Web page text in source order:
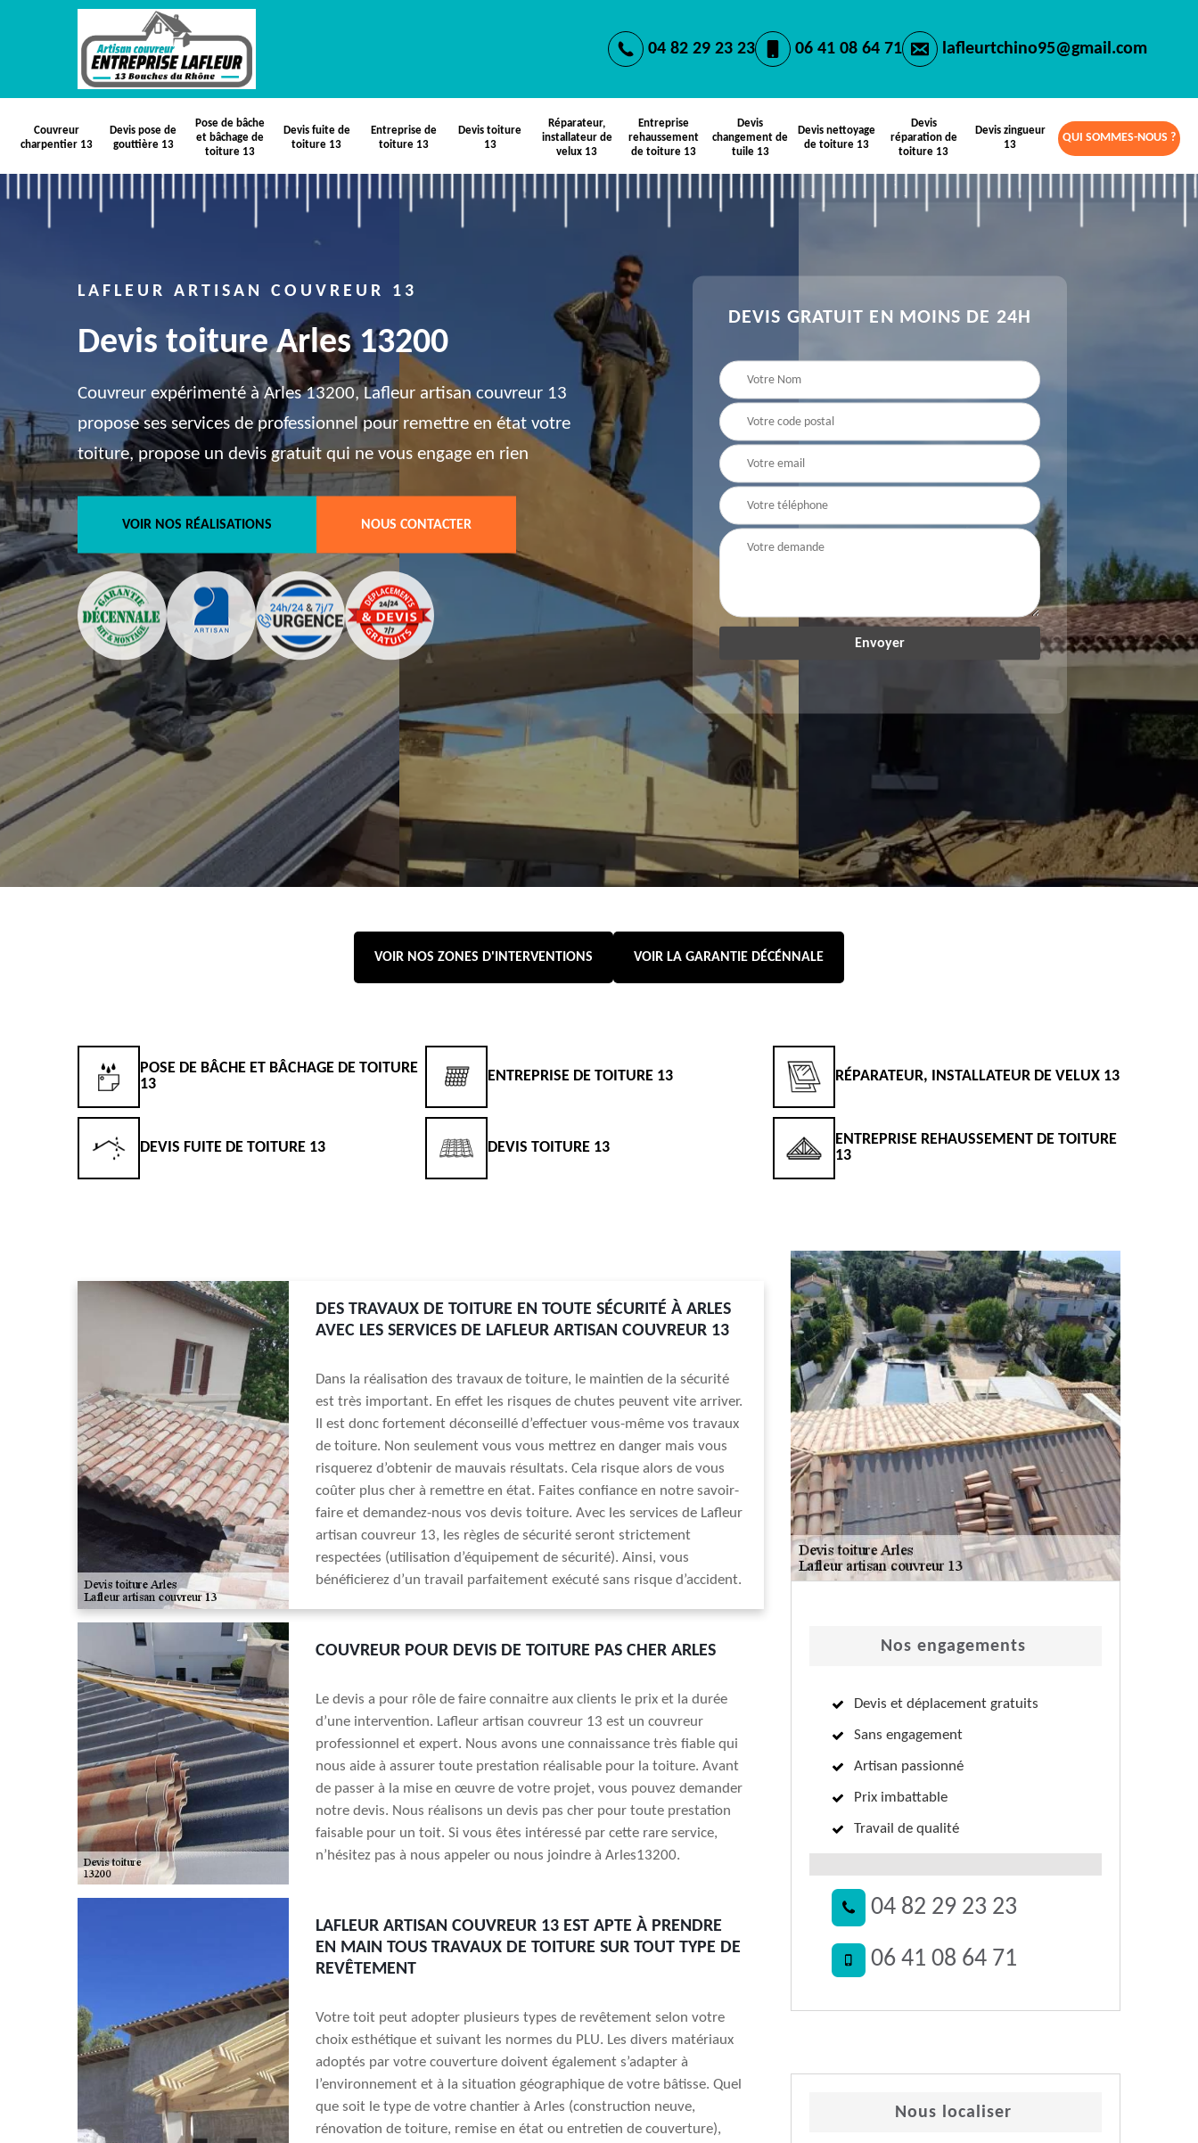
04 82 29 23 23 06 41 08 64 71 lafleurtchino95@gmail.com
Couvreur
charpentier 13
Devis pose de
gouttière 13
Pose de bâche
et bâchage de
toiture 13
Devis fuite de
toiture 13
Entreprise de
toiture 13
Devis toiture
13
Réparateur,
installateur de
velux 13
Entreprise
rehaussement
de toiture 13
Devis
changement de
tuile 13
Devis nettoyage
de toiture 13
Devis
réparation de
toiture 13
Devis zingueur
13
QUI SOMMES-NOUS ?
LAFLEUR ARTISAN COUVREUR 13
Devis toiture Arles 13200
Couvreur expérimenté à Arles 13200, Lafleur artisan couvreur 13
propose ses services de professionnel pour remettre en état votre
toiture, propose un devis gratuit qui ne vous engage en rien
VOIR NOS RÉALISATIONS NOUS CONTACTER
DEVIS GRATUIT EN MOINS DE 24H
VOIR NOS ZONES D'INTERVENTIONS VOIR LA GARANTIE DÉCÉNNALE
POSE DE BÂCHE ET BÂCHAGE DE TOITURE
13
DEVIS FUITE DE TOITURE 13
ENTREPRISE DE TOITURE 13
DEVIS TOITURE 13
RÉPARATEUR, INSTALLATEUR DE VELUX 13
ENTREPRISE REHAUSSEMENT DE TOITURE
13
DES TRAVAUX DE TOITURE EN TOUTE SÉCURITÉ À ARLES
AVEC LES SERVICES DE LAFLEUR ARTISAN COUVREUR 13
Dans la réalisation des travaux de toiture, le maintien de la sécurité
est très important. En effet les risques de chutes peuvent vite arriver.
Il est donc fortement déconseillé d’effectuer vous-même vos travaux
de toiture. Non seulement vous vous mettrez en danger mais vous
risquerez d’obtenir de mauvais résultats. Cela risque alors de vous
coûter plus cher à remettre en état. Faites confiance en notre savoir-
faire et demandez-nous vos devis toiture. Avec les services de Lafleur
artisan couvreur 13, les règles de sécurité seront strictement
respectées (utilisation d’équipement de sécurité). Ainsi, vous
bénéficierez d’un travail parfaitement exécuté sans risque d’accident.
COUVREUR POUR DEVIS DE TOITURE PAS CHER ARLES
Le devis a pour rôle de faire connaitre aux clients le prix et la durée
d’une intervention. Lafleur artisan couvreur 13 est un couvreur
professionnel et expert. Nous avons une connaissance très fiable qui
nous aide à assurer toute prestation réalisable pour la toiture. Avant
de passer à la mise en œuvre de votre projet, vous pouvez demander
notre devis. Nous réalisons un devis pas cher pour toute prestation
faisable pour un toit. Si vous êtes intéressé par cette rare service,
n’hésitez pas à nous appeler ou nous joindre à Arles13200.
LAFLEUR ARTISAN COUVREUR 13 EST APTE À PRENDRE
EN MAIN TOUS TRAVAUX DE TOITURE SUR TOUT TYPE DE
REVÊTEMENT
Votre toit peut adopter plusieurs types de revêtement selon votre
choix esthétique et suivant les normes du PLU. Les divers matériaux
adoptés par votre couverture doivent également s’adapter à
l’environnement et à la situation géographique de votre bâtisse. Quel
que soit le type de votre chantier à Arles (construction neuve,
rénovation de toiture, remise en état ou entretien de couverture),
Nos engagements
Devis et déplacement gratuits
Sans engagement
Artisan passionné
Prix imbattable
Travail de qualité
04 82 29 23 23
06 41 08 64 71
Nous localiser